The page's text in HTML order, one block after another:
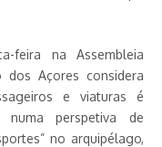
feira na Assembleia
dos Açores considera
e viaturas é
perspetiva de
no arquipélago,